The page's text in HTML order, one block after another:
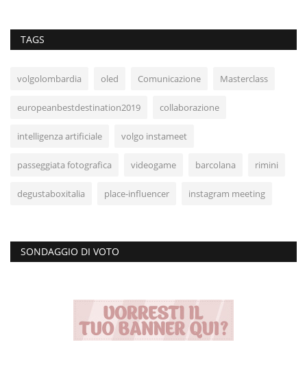
TAGS
volgolombardia oled Comunicazione Masterclass
europeanbestdestination2019 collaborazione
intelligenza artificiale volgo instameet
passeggiata fotografica videogame barcolana rimini
degustaboxitalia place-influencer instagram meeting
SONDAGGIO DI VOTO